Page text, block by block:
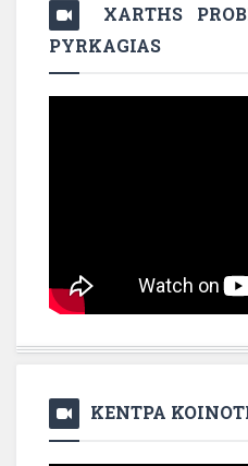
XARTHS
PYRKAGIAS
ΚΕΝΤΡΑ